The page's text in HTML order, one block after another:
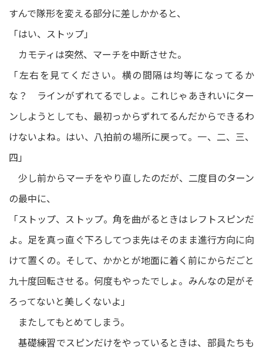
すんで隊形を変える部分に差しかかると、
「はい、ストップ」
カモティは突然、マーチを中断させた。
「左右を見てください。横の間隔は均等になってるか
な？ ラインがずれてるでしょ。これじゃあきれいにター
ンしようとしても、最初っからずれてるんだからできるわ
けないよね。はい、八拍前の場所に戻って。一、二、三、
四」
少し前からマーチをやり直したのだが、二度目のターン
の最中に、
「ストップ、ストップ。角を曲がるときはレフトスピンだ
よ。足を真っ直ぐ下ろしてつま先はそのまま進行方向に向
けて置くの。そして、かかとが地面に着く前にからだごと
九十度回転させる。何度もやったでしょ。みんなの足がそ
ろってないと美しくないよ」
またしてもとめてしまう。
基礎練習でスピンだけをやっているときは、部員たちも